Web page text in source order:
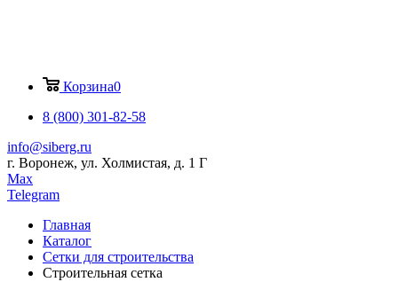
Корзина0
8 (800) 301-82-58
info@siberg.ru
г. Воронеж, ул. Холмистая, д. 1 Г
Max
Telegram
Главная
Каталог
Сетки для строительства
Строительная сетка